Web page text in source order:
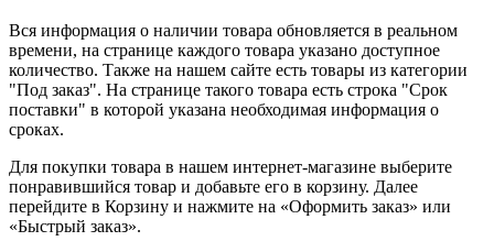
Вся информация о наличии товара обновляется в реальном
времени, на странице каждого товара указано доступное
количество. Также на нашем сайте есть товары из категории
"Под заказ". На странице такого товара есть строка "Срок
поставки" в которой указана необходимая информация о
сроках.
Для покупки товара в нашем интернет-магазине выберите
понравившийся товар и добавьте его в корзину. Далее
перейдите в Корзину и нажмите на «Оформить заказ» или
«Быстрый заказ».